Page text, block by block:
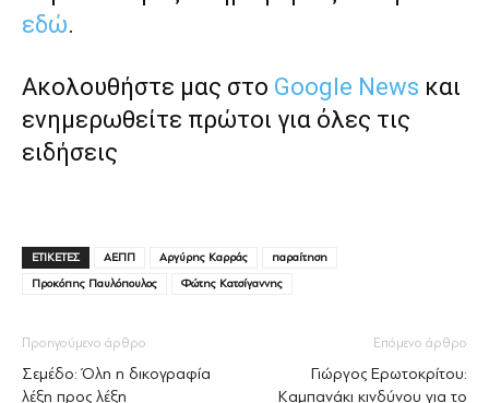
εδώ.
Ακολουθήστε μας στο Google News και
ενημερωθείτε πρώτοι για όλες τις
ειδήσεις
ΕΤΙΚΕΤΕΣ ΑΕΠΠ Αργύρης Καρράς
παραίτηση
Προκόπης Παυλόπουλος
Φώτης Κατσίγαννης
Προηγούμενο άρθρο
Σεμέδο: Όλη η δικογραφία
λέξη προς λέξη
Επόμενο άρθρο
Γιώργος Ερωτοκρίτου:
Kαμπανάκι κινδύνου για το